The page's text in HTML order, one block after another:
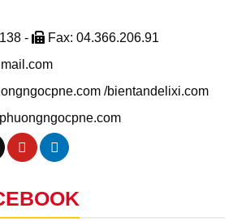
-
Fax: 04.366.206.91
/bientandelixi.com